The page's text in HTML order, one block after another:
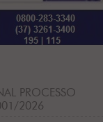
PROCESSO
2026